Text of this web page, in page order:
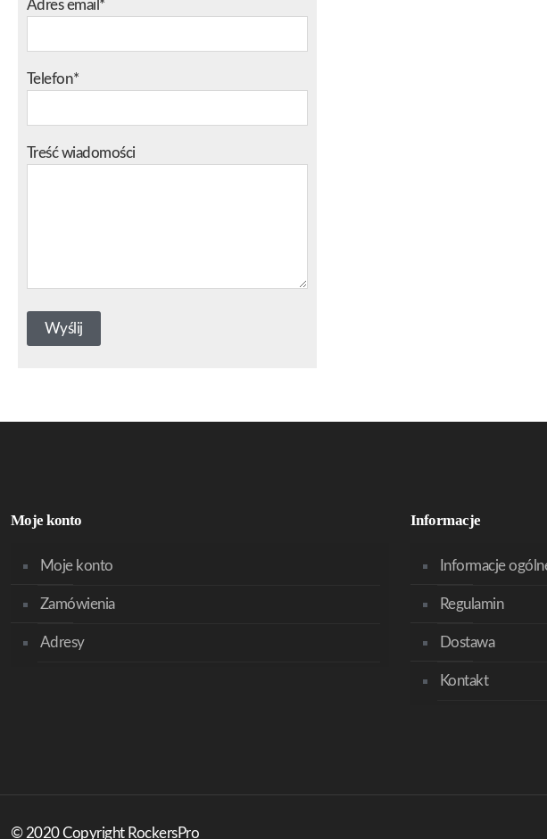
Adres email*
Telefon*
Treść wiadomości
Moje konto
Moje konto
Zamówienia
Adresy
Informacje
Informacje
Regulamin
Dostawa
Kontakt
© 2020 Copyright RockersPro